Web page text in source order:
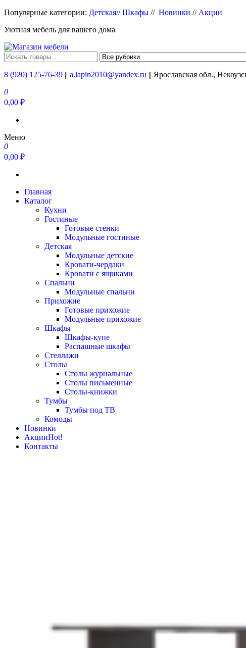
Перейти
содержимому
Популярные категории: Детская//Шкафы // Новинки // Акции
Уютная мебель для вашего дома
Магазин мебели
Мебель для вашего дома
8 (920) 125-76-39 || a.lapin2010@yandex.ru || Ярославская обл.,
0
0,00 ₽
Меню
0
0,00 ₽
Главная
Каталог
Кухни
Гостиные
Готовые стенки
Модульные гостиные
Детская
Модульные детские
Кровати-чердаки
Кровати с ящиками
Спальни
Модульные спальни
Прихожие
Готовые прихожие
Модульные прихожие
Шкафы
Шкафы-купе
Распашные шкафы
Стеллажи
Столы
Столы журнальные
Столы письменные
Столы-книжки
Тумбы
Тумбы под ТВ
Комоды
Новинки
АкцииHot!
Контакты